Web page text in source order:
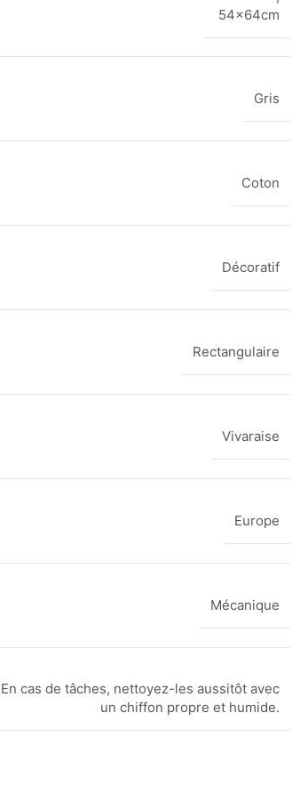
54x64cm
Gris
Coton
Décoratif
Rectangulaire
Vivaraise
Europe
Mécanique
cas de tâches, nettoyez-les aussitôt avec
un chiffon propre et humide.